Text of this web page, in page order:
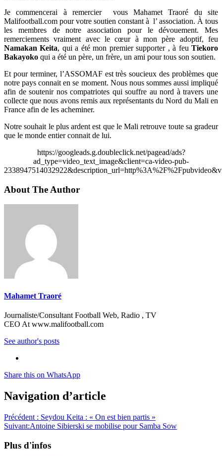
Je commencerai à remercier vous Mahamet Traoré du site
Malifootball.com pour votre soutien constant à l’ association. À tous
les membres de notre association pour le dévouement. Mes
remerciements vraiment avec le cœur à mon père adoptif, feu
Namakan Keita, qui a été mon premier supporter , à feuTiekoro
Bakayoko qui a été un père, un frère, un ami pour tous son soutien.
Et pour terminer, l’ASSOMAF est très soucieux des problèmes que
notre pays connait en se moment. Nous nous sommes aussi impliqué
afin de soutenir nos compatriotes qui souffre au nord à travers une
collecte que nous avons remis aux représentants du Nord du Mali en
France afin de les acheminer.
Notre souhait le plus ardent est que le Mali retrouve toute sa gradeur
que le monde entier connait de lui.
https://googleads.g.doubleclick.net/pagead/ads?
ad_type=video_text_image&client=ca-video-pub-
About The Author
Mahamet Traoré
Journaliste/Consultant Football Web, Radio , TV
CEO At www.malifootball.com
See author's posts
Share this on WhatsApp
Navigation d’article
Précédent : Seydou Keita : « On est bien partis »
Suivant:Antoine Sibierski se mobilise pour Samba Sow
Plus d'infos